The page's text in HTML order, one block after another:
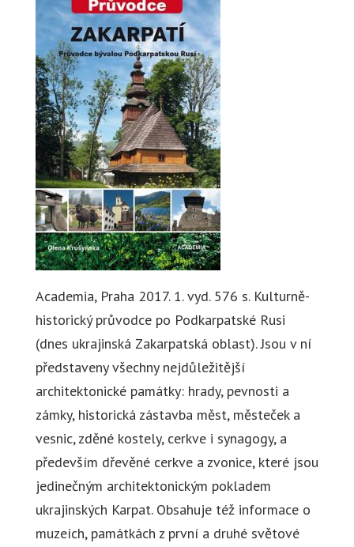
Academia, Praha 2017. 1. vyd. 576 s. Kulturně-
historický průvodce po Podkarpatské Rusi
(dnes ukrajinská Zakarpatská oblast). Jsou v ní
představeny všechny nejdůležitější
architektonické památky: hrady, pevnosti a
zámky, historická zástavba měst, městeček a
vesnic, zděné kostely, cerkve i synagogy, a
především dřevěné cerkve a zvonice, které jsou
jedinečným architektonickým pokladem
ukrajinských Karpat. Obsahuje též informace o
muzeích, památkách z první a druhé světové